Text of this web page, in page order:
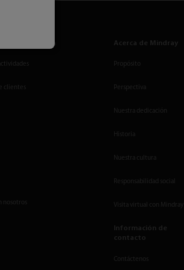
Comunicación
clientes
nosotros
Acerca de Mindray
Propósito
Perspectiva
Nuestra dedicación
Historia
Nuestra cultura
Responsabilidad social
Visita virtual con Mindray
Información de
contacto
Contáctenos